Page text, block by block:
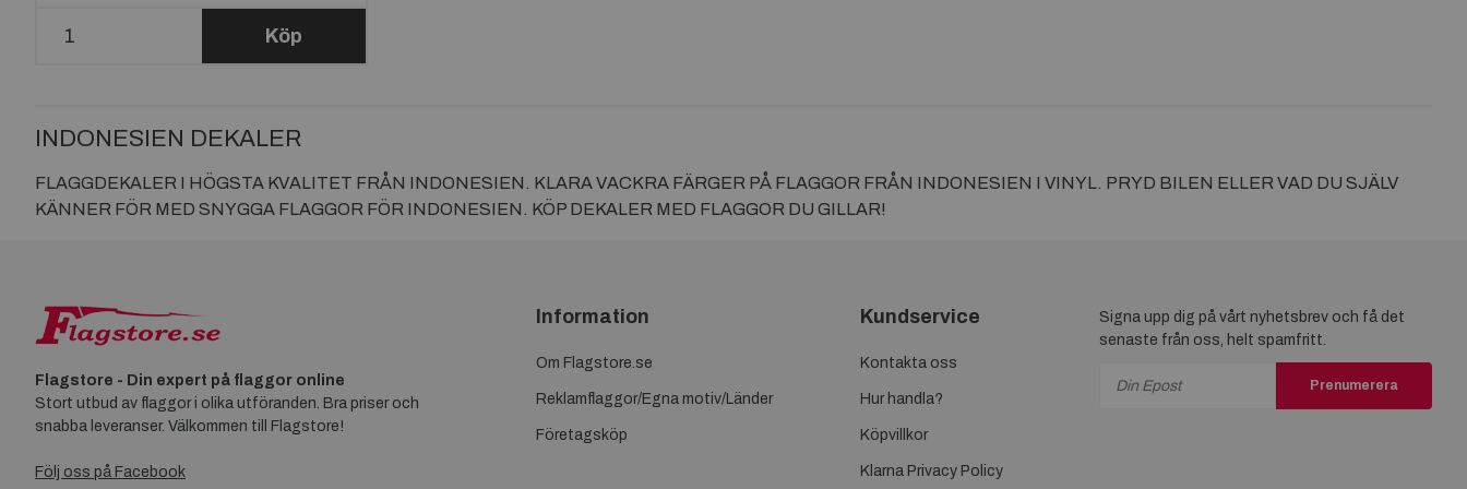
Köp
INDONESIEN DEKALER
FLAGGDEKALER I HÖGSTA KVALITET FRÅN INDONESIEN. KLARA VACKRA FÄRGER PÅ FLAGGOR FRÅN INDONESIEN I VINYL. PRYD BILEN ELLER VAD DU SJÄLV
KÄNNER FÖR MED SNYGGA FLAGGOR FÖR INDONESIEN. KÖP DEKALER MED FLAGGOR DU GILLAR!
Flagstore - Din expert på flaggor online
Stort utbud av flaggor i olika utföranden. Bra priser och
snabba leveranser. Välkommen till Flagstore!
Följ oss på Facebook
Information
Om Flagstore.se
Reklamflaggor/Egna motiv/Länder
Företagsköp
Kundservice
Kontakta oss
Hur handla?
Köpvillkor
Klarna Privacy Policy
Signa upp dig på vårt nyhetsbrev och få det
senaste från oss, helt spamfritt.
Prenumerera